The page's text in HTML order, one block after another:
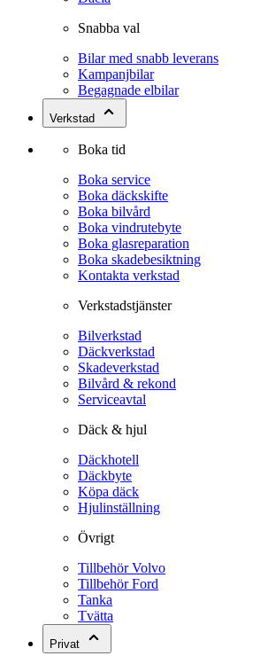
Snabba val
Bilar med snabb leverans
Kampanjbilar
Begagnade elbilar
Verkstad
Boka tid
Boka service
Boka däckskifte
Boka bilvård
Boka vindrutebyte
Boka glasreparation
Boka skadebesiktning
Kontakta verkstad
Verkstadstjänster
Bilverkstad
Däckverkstad
Skadeverkstad
Bilvård & rekond
Serviceavtal
Däck & hjul
Däckhotell
Däckbyte
Köpa däck
Hjulinställning
Övrigt
Tillbehör Volvo
Tillbehör Ford
Tanka
Tvätta
Privat